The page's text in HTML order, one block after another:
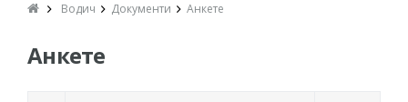
Водич Документи Анкете
Анкете